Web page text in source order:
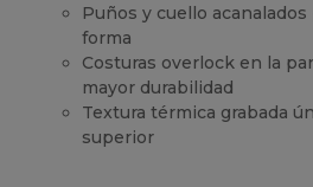
Puños y cuello
forma
Costuras overlock en la
mayor durabilidad
Textura térmica grabada
superior